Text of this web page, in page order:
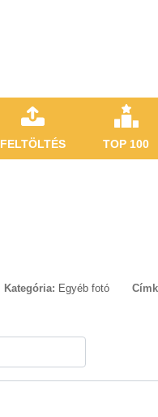
FELTÖLTÉS TOP 100
Kategória: Egyéb fotó